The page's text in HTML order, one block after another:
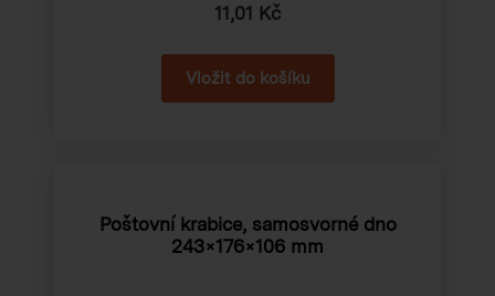
11,01 Kč
Poštovní krabice, samosvorné dno
243×176×106 mm